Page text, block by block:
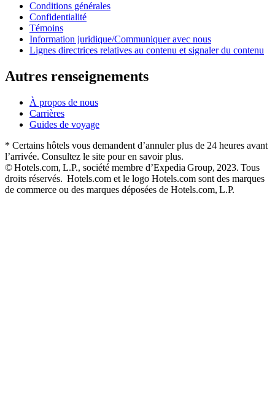
Conditions générales
Confidentialité
Témoins
Information juridique/Communiquer avec nous
Lignes directrices relatives au contenu et signaler du contenu
Autres renseignements
À propos de nous
Carrières
Guides de voyage
* Certains hôtels vous demandent d’annuler plus de 24 heures avant
l’arrivée. Consultez le site pour en savoir plus.
© Hotels.com, L.P., société membre d’Expedia Group, 2023. Tous
droits réservés. Hotels.com et le logo Hotels.com sont des marques
de commerce ou des marques déposées de Hotels.com, L.P.